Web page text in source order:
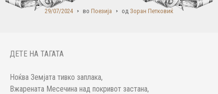
29/07/2024 во Поезија од Зоран Петковиќ
ДЕТЕ НА ТАГАТА
Ноќва Земјата тивко заплака,
Вжарената Месечина над покривот застана,